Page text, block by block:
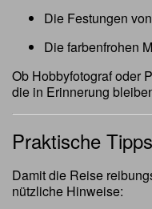
Die Festungen
Die farbenfrohen
Ob Hobbyfotograf oder
die in Erinnerung
Praktische
Damit die Reise
nützliche Hinweise: